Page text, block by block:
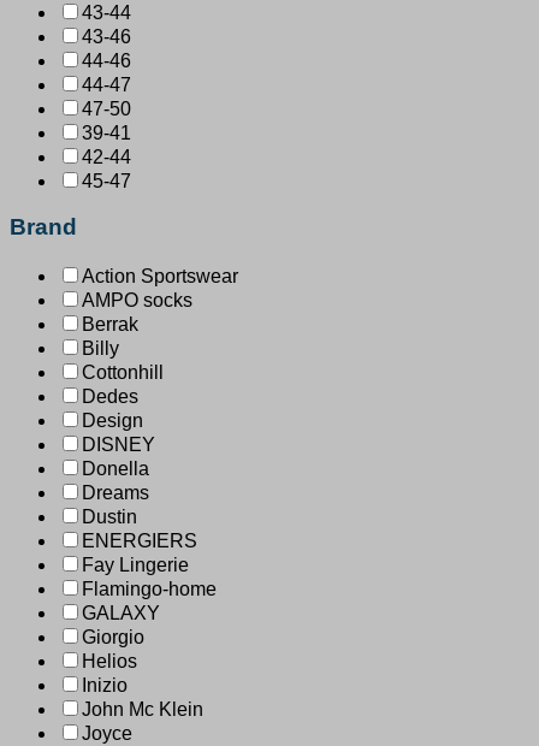
43-44
43-46
44-46
44-47
47-50
39-41
42-44
45-47
Brand
Action Sportswear
AMPO socks
Berrak
Billy
Cottonhill
Dedes
Design
DISNEY
Donella
Dreams
Dustin
ENERGIERS
Fay Lingerie
Flamingo-home
GALAXY
Giorgio
Helios
Inizio
John Mc Klein
Joyce